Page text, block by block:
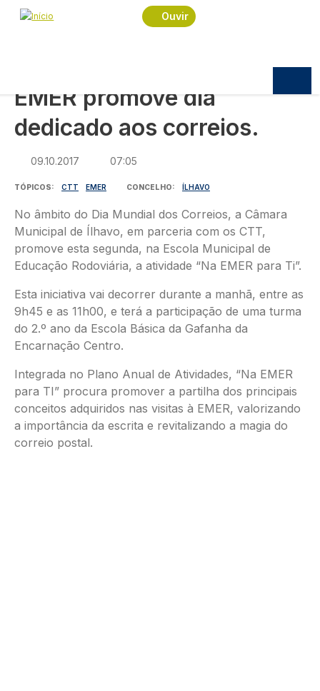
Passar para o conteúdo principal
Ouvir
Navegação estrutural
Início
Economia
EMER promove dia dedicado aos correios.
EMER promove dia
dedicado aos correios.
09.10.2017 07:05
TÓPICOS CTT EMER CONCELHO ÍLHAVO
No âmbito do Dia Mundial dos Correios, a Câmara
Municipal de Ílhavo, em parceria com os CTT,
promove esta segunda, na Escola Municipal de
Educação Rodoviária, a atividade “Na EMER para Ti”.
Esta iniciativa vai decorrer durante a manhã, entre as
9h45 e as 11h00, e terá a participação de uma turma
do 2.º ano da Escola Básica da Gafanha da
Encarnação Centro.
Integrada no Plano Anual de Atividades, “Na EMER
para TI” procura promover a partilha dos principais
conceitos adquiridos nas visitas à EMER, valorizando
a importância da escrita e revitalizando a magia do
correio postal.